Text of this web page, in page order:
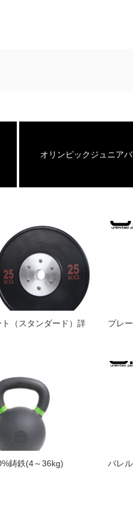
オリンピックジュニア
（スタンダード）詳
プレ
鋳鉄(4～36kg) バレ